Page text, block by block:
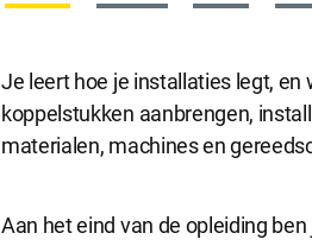
Je leert hoe je installaties legt,
koppelstukken aanbrengen,
materialen, machines en
Aan het eind van de opleiding